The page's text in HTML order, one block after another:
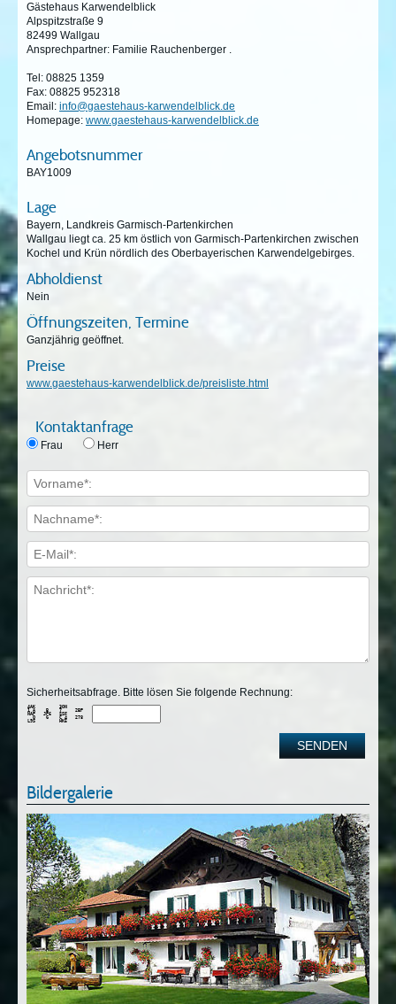
Gästehaus Karwendelblick
Alpspitzstraße 9
82499 Wallgau
Ansprechpartner: Familie Rauchenberger .
Tel: 08825 1359
Fax: 08825 952318
Email: info@gaestehaus-karwendelblick.de
Homepage: www.gaestehaus-karwendelblick.de
Angebotsnummer
BAY1009
Lage
Bayern, Landkreis Garmisch-Partenkirchen
Wallgau liegt ca. 25 km östlich von Garmisch-Partenkirchen zwischen
Kochel und Krün nördlich des Oberbayerischen Karwendelgebirges.
Abholdienst
Nein
Öffnungszeiten, Termine
Ganzjährig geöffnet.
Preise
www.gaestehaus-karwendelblick.de/preisliste.html
Kontaktanfrage
Frau Herr
Sicherheitsabfrage. Bitte lösen Sie folgende Rechnung:
4AK         3ON
1 A    B    7     2BP
NAP   JP6   SSF
  Q    G    C 4   278
Bildergalerie